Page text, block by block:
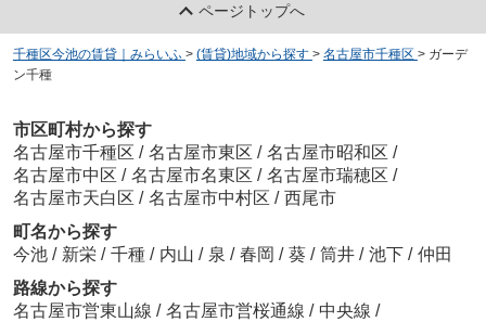
ページトップへ
千種区今池の賃貸｜みらいふ > (賃貸)地域から探す > 名古屋市千種区 > ガーデ
ン千種
市区町村から探す
名古屋市千種区 / 名古屋市東区 / 名古屋市昭和区 /
名古屋市中区 / 名古屋市名東区 / 名古屋市瑞穂区 /
名古屋市天白区 / 名古屋市中村区 / 西尾市
町名から探す
今池 / 新栄 / 千種 / 内山 / 泉 / 春岡 / 葵 / 筒井 / 池下 / 仲田
路線から探す
名古屋市営東山線 / 名古屋市営桜通線 / 中央線 /